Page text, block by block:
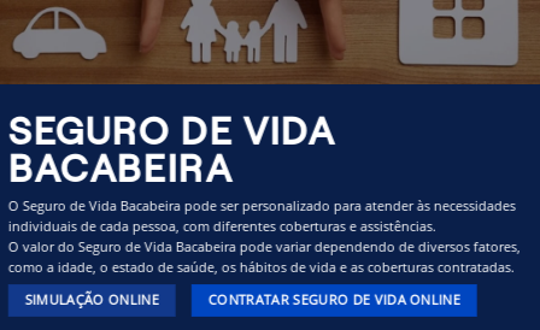
SEGURO DE VIDA
BACABEIRA
O Seguro de Vida Bacabeira pode ser personalizado para atender às necessidades
individuais de cada pessoa, com diferentes coberturas e assistências.
O valor do Seguro de Vida Bacabeira pode variar dependendo de diversos fatores,
como a idade, o estado de saúde, os hábitos de vida e as coberturas contratadas.
SIMULAÇÃO ONLINE CONTRATAR SEGURO DE VIDA ONLINE